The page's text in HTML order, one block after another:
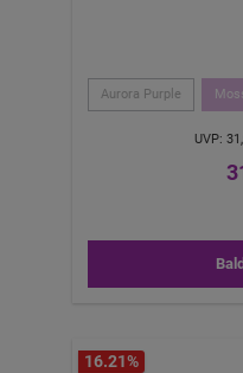
Aurora Purple
UVP:
16.21%